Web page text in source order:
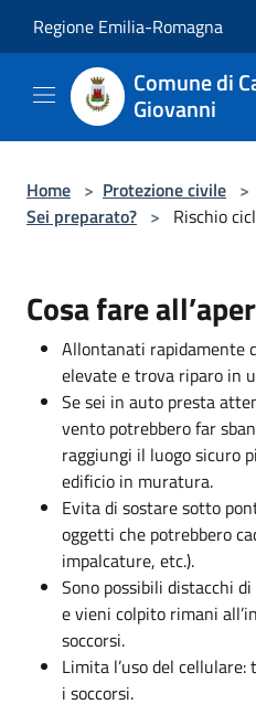
Regione Emilia-Romagna
Comune di
Giovanni
Home > Protezione civile >
Sei preparato? > Rischio
Cosa fare
Allontanati rapidamente
elevate e trova riparo in
Se sei in auto presta
vento potrebbero far
raggiungi il luogo sicuro
edificio in muratura.
Evita di sostare sotto
oggetti che potrebbero
impalcature, etc.).
Sono possibili distacchi
e vieni colpito rimani
soccorsi.
Limita l’uso del
i soccorsi.